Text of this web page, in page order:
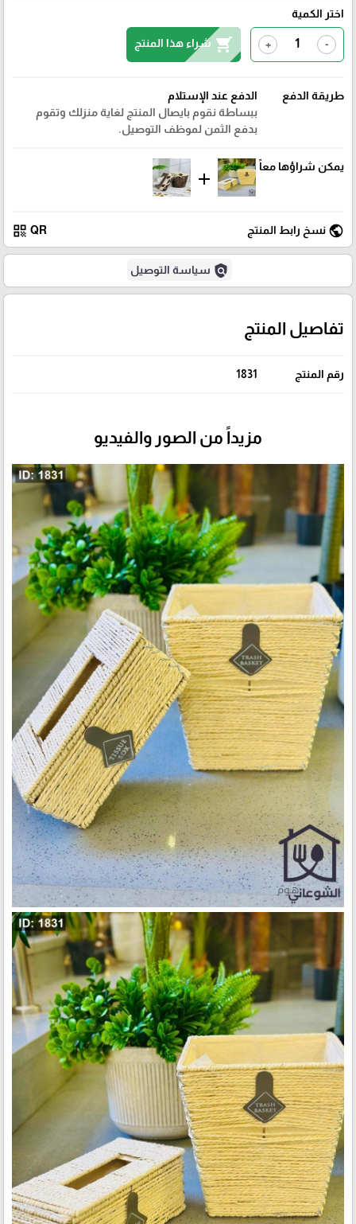
اختر الكمية
-
+
shopping_cart شراء هذا المنتج
طريقة الدفع
الدفع عند الإستلام
ببساطة نقوم بايصال المنتج لغاية منزلك وتقوم
بدفع الثمن لموظف التوصيل.
يمكن شراؤها معاً
add
public نسخ رابط المنتج QR
qr_code
policy سياسة التوصيل
تفاصيل المنتج
رقم المنتج 1831
مزيداً من الصور والفيديو